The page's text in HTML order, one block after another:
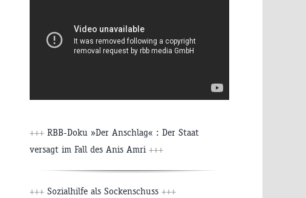
+++ RBB-Doku »Der Anschlag« : Der Staat
versagt im Fall des Anis Amri +++
+++ Sozialhilfe als Sockenschuss +++